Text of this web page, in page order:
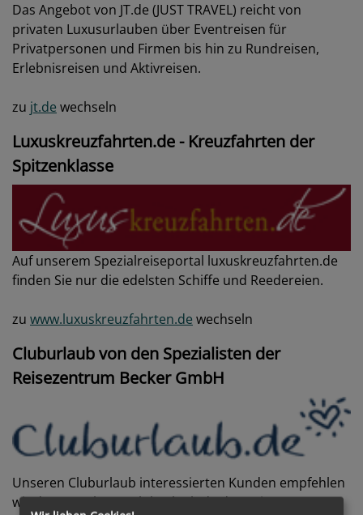
Das Angebot von JT.de (JUST TRAVEL) reicht von
privaten Luxusurlauben über Eventreisen für
Privatpersonen und Firmen bis hin zu Rundreisen,
Erlebnisreisen und Aktivreisen.
zu jt.de wechseln
Luxuskreuzfahrten.de - Kreuzfahrten der
Spitzenklasse
Auf unserem Spezialreiseportal luxuskreuzfahrten.de
finden Sie nur die edelsten Schiffe und Reedereien.
zu www.luxuskreuzfahrten.de wechseln
Cluburlaub von den Spezialisten der
Reisezentrum Becker GmbH
Unseren Cluburlaub interessierten Kunden empfehlen
wir das Portal www.cluburlaub.de der Reisezentrum